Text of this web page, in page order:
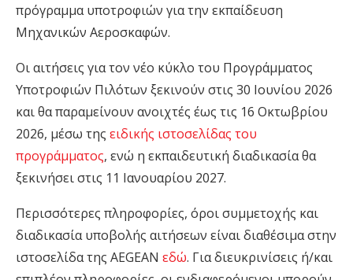
πρόγραμμα υποτροφιών για την εκπαίδευση
Μηχανικών Αεροσκαφών.
Οι αιτήσεις για τον νέο κύκλο του Προγράμματος
Υποτροφιών Πιλότων ξεκινούν στις 30 Ιουνίου 2026
και θα παραμείνουν ανοιχτές έως τις 16 Οκτωβρίου
2026, μέσω της ειδικής ιστοσελίδας του
προγράμματος, ενώ η εκπαιδευτική διαδικασία θα
ξεκινήσει στις 11 Ιανουαρίου 2027.
Περισσότερες πληροφορίες, όροι συμμετοχής και
διαδικασία υποβολής αιτήσεων είναι διαθέσιμα στην
ιστοσελίδα της AEGEAN εδώ. Για διευκρινίσεις ή/και